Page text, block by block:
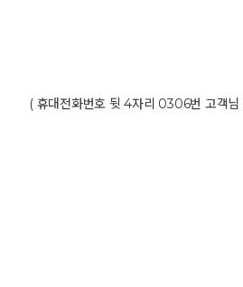
( 휴대전화번호 뒷 4자리 0306번 고객님